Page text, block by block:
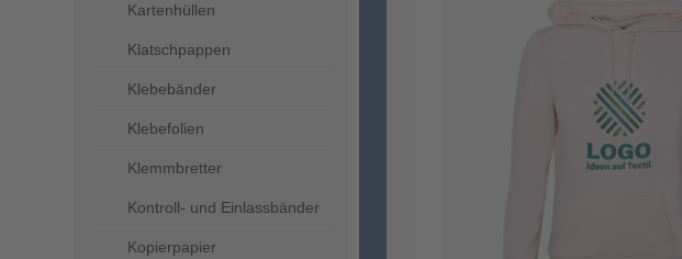
Kartenhüllen
Klatschpappen
Klebebänder
Klebefolien
Klemmbretter
Kontroll- und Einlassbänder
Kopierpapier